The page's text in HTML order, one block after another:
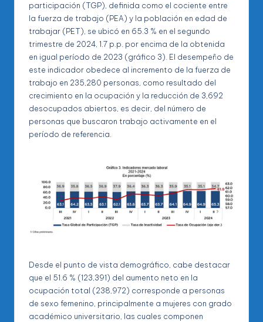
participación (TGP), definida como el cociente entre
la fuerza de trabajo (PEA) y la población en edad de
trabajar (PET), se ubicó en 65.3 % en el segundo
trimestre de 2024, 1.7 p.p. por encima de la obtenida
en igual período de 2023 (gráfico 3). El desempeño de
este indicador obedece al incremento de la fuerza de
trabajo en 235,280 personas, como resultado del
crecimiento en la ocupación y la reducción de 3,692
desocupados abiertos, es decir, del número de
personas que buscaron trabajo activamente en el
período de referencia.
Desde el punto de vista demográfico, cabe destacar
que el 51.6 % (123,391) del aumento neto en la
ocupación total (238,972) corresponde a personas
de sexo femenino, principalmente a mujeres con grado
académico universitario, las cuales componen